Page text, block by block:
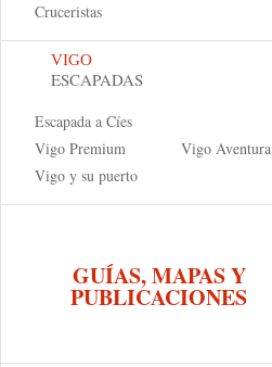
Cruceristas
VIGO
ESCAPADAS
Escapada a Cíes
Vigo Premium
Vigo Aventura
Vigo y su puerto
GUÍAS, MAPAS Y
PUBLICACIONES